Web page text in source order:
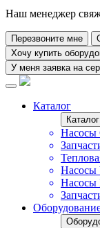
Наш менеджер
Перезвоните мне
Хочу купить
У меня заявка на
Каталог
Каталог
Насосы
Насосы
Насосы